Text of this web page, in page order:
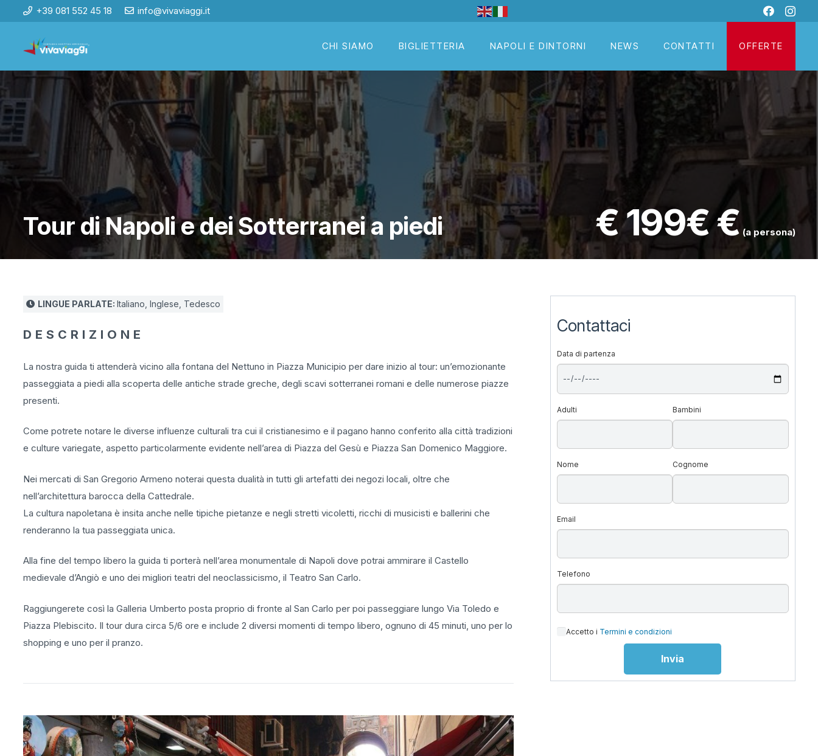
+39 081 552 45 18 info@vivaviaggi.it
CHI SIAMO BIGLIETTERIA NAPOLI E DINTORNI NEWS CONTATTI OFFERTE
Tour di Napoli e dei Sotterranei a piedi €199€ (a persona)
LINGUE PARLATE:Italiano, Inglese, Tedesco
DESCRIZIONE
La nostra guida ti attenderà vicino alla fontana del Nettuno in Piazza Municipio per dare inizio al tour: un’emozionante
passeggiata a piedi alla scoperta delle antiche strade greche, degli scavi sotterranei romani e delle numerose piazze
presenti.
Come potrete notare le diverse influenze culturali tra cui il cristianesimo e il pagano hanno conferito alla città tradizioni
e culture variegate, aspetto particolarmente evidente nell’area di Piazza del Gesù e Piazza San Domenico Maggiore.
Nei mercati di San Gregorio Armeno noterai questa dualità in tutti gli artefatti dei negozi locali, oltre che
nell’architettura barocca della Cattedrale.
La cultura napoletana è insita anche nelle tipiche pietanze e negli stretti vicoletti, ricchi di musicisti e ballerini che
renderanno la tua passeggiata unica.
Alla fine del tempo libero la guida ti porterà nell’area monumentale di Napoli dove potrai ammirare il Castello
medievale d’Angiò e uno dei migliori teatri del neoclassicismo, il Teatro San Carlo.
Raggiungerete così la Galleria Umberto posta proprio di fronte al San Carlo per poi passeggiare lungo Via Toledo e
Piazza Plebiscito. Il tour dura circa 5/6 ore e include 2 diversi momenti di tempo libero, ognuno di 45 minuti, uno per lo
shopping e uno per il pranzo.
Contattaci
Data di partenza
Adulti Bambini
Nome Cognome
Email
Telefono
Accetto i Termini e condizioni